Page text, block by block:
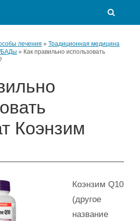
лечения » Традиционная медицина
БАДы » Как правильно использовать
Коэнзим
Коэнзим Q10
(другое
название